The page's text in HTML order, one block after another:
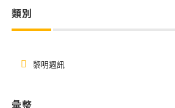
類別
黎明週訊
彙整